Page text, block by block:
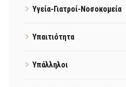
Υγεία-Γιατροί-Νοσοκομεία
Υπαιτιότητα
Υπάλληλοι